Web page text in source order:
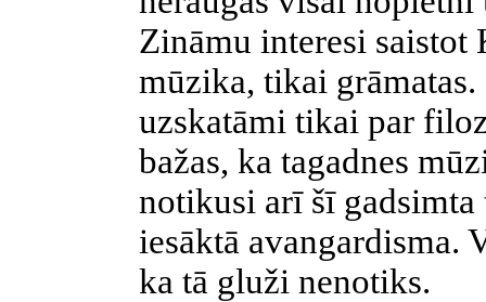
Zināmu interesi saistot
mūzika, tikai
uzskatāmi tikai par
bažas, ka tagadnes
notikusi arī šī gadsimta
iesāktā avangardisma.
ka tā gluži nenotiks.